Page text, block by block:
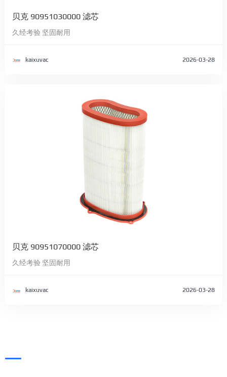
贝克 90951030000 滤芯
久经考验 坚固耐用
kaixuvac 2026-03-28
贝克 90951070000 滤芯
久经考验 坚固耐用
kaixuvac 2026-03-28